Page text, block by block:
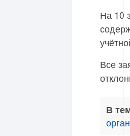
На 10
Все
В